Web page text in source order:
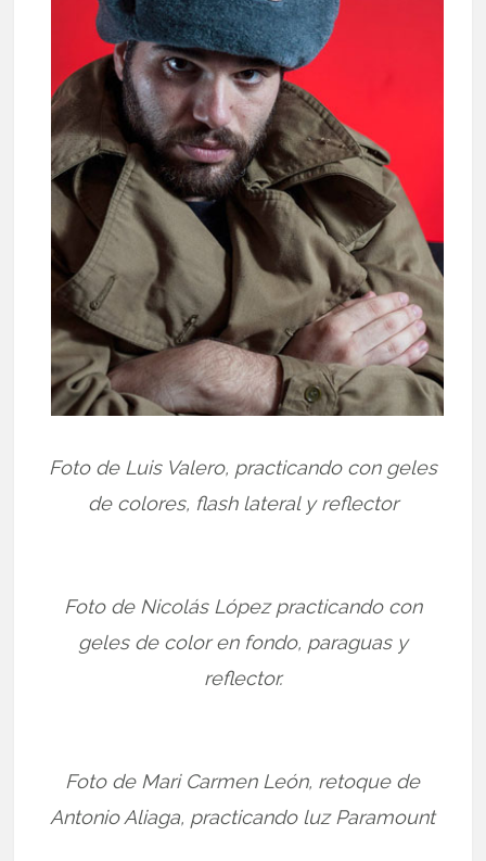
Foto de Luis Valero, practicando con geles
de colores, flash lateral y reflector
Foto de Nicolás López practicando con
geles de color en fondo, paraguas y
reflector.
Foto de Mari Carmen León, retoque de
Antonio Aliaga, practicando luz Paramount